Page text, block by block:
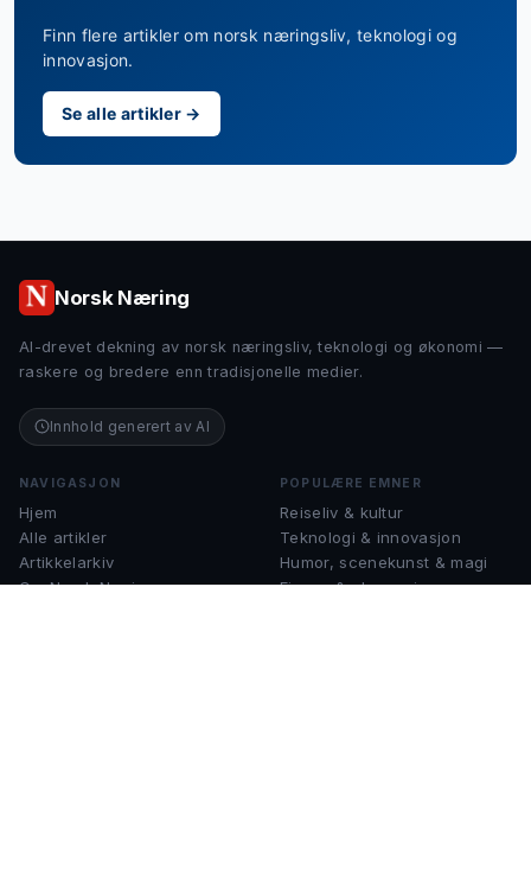
Finn flere artikler om norsk næringsliv, teknologi og
innovasjon.
Se alle artikler →
Norsk Næring
AI-drevet dekning av norsk næringsliv, teknologi og økonomi —
raskere og bredere enn tradisjonelle medier.
Innhold generert av AI
NAVIGASJON
Hjem
Alle artikler
Artikkelarkiv
Om Norsk Næring
POPULÆRE EMNER
Reiseliv & kultur
Teknologi & innovasjon
Humor, scenekunst & magi
Finans & økonomi